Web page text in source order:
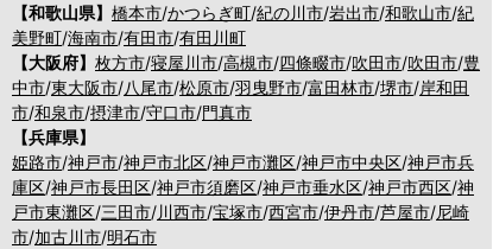
【和歌山県】 橋本市/かつらぎ町/紀の川市/岩出市/和歌山市/紀
美野町/海南市/有田市/有田川町
【大阪府】 枚方市/寝屋川市/高槻市/四條畷市/吹田市/吹田市/豊
中市/東大阪市/八尾市/松原市/羽曳野市/富田林市/堺市/岸和田
市/和泉市/摂津市/守口市/門真市
【兵庫県】
姫路市/神戸市/神戸市北区/神戸市灘区/神戸市中央区/神戸市兵
庫区/神戸市長田区/神戸市須磨区/神戸市垂水区/神戸市西区/神
戸市東灘区/三田市/川西市/宝塚市/西宮市/伊丹市/芦屋市/尼崎
市/加古川市/明石市